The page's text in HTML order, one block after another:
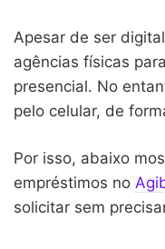
Apesar de ser
agências físicas
presencial. No
pelo celular, de
Por isso, abaixo
empréstimos no
solicitar sem